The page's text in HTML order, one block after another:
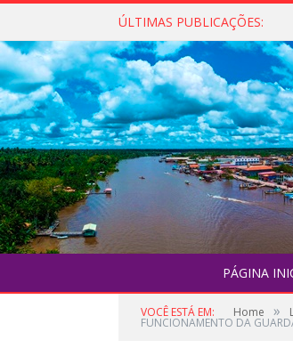
ÚLTIMAS PUBLICAÇÕES:
PÁGINA
VOCÊ ESTÁ EM: Home »
FUNCIONAMENTO DA